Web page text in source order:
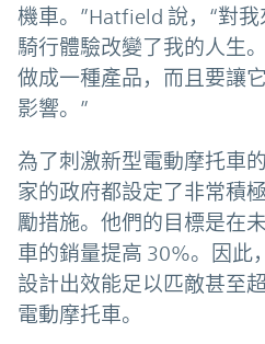
機車。”Hatfield 說，“對
騎行體驗改變了我的人生
做成一種產品，而且要讓
影響。”
為了刺激新型電動摩托車
家的政府都設定了非常積
勵措施。他們的目標是在
車的銷量提高 30%。因此
設計出效能足以匹敵甚至
電動摩托車。